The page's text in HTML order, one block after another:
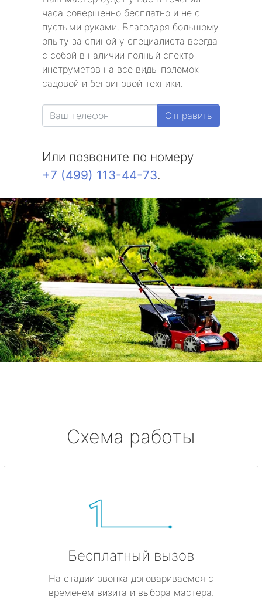
часа совершенно бесплатно и не с
пустыми руками. Благодаря большому
опыту за спиной у специалиста всегда
с собой в наличии полный спектр
инструметов на все виды поломок
садовой и бензиновой техники.
Отправить
Или позвоните по номеру
+7 (499) 113-44-73.
Схема работы
Бесплатный вызов
На стадии звонка договариваемся с
временем визита и выбора мастера.